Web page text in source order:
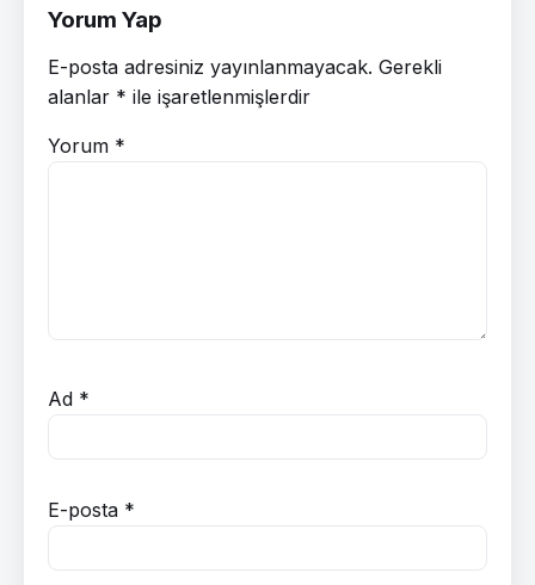
Yorum Yap
E-posta adresiniz yayınlanmayacak. Gerekli
alanlar * ile işaretlenmişlerdir
Yorum *
Ad *
E-posta *